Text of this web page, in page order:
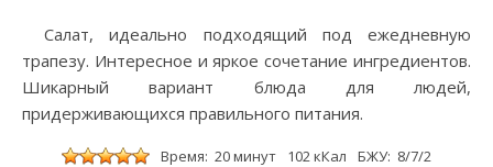
Салат, идеально подходящий под ежедневную
трапезу. Интересное и яркое сочетание ингредиентов.
Шикарный вариант блюда для людей,
придерживающихся правильного питания.
Время: 20 минут 102 кКал БЖУ: 8/7/2